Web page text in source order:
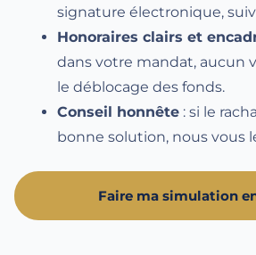
signature électronique,
Honoraires clairs et
dans votre mandat, aucun
le déblocage des fonds.
Conseil honnête : si le
bonne solution, nous vous
Faire ma simulation